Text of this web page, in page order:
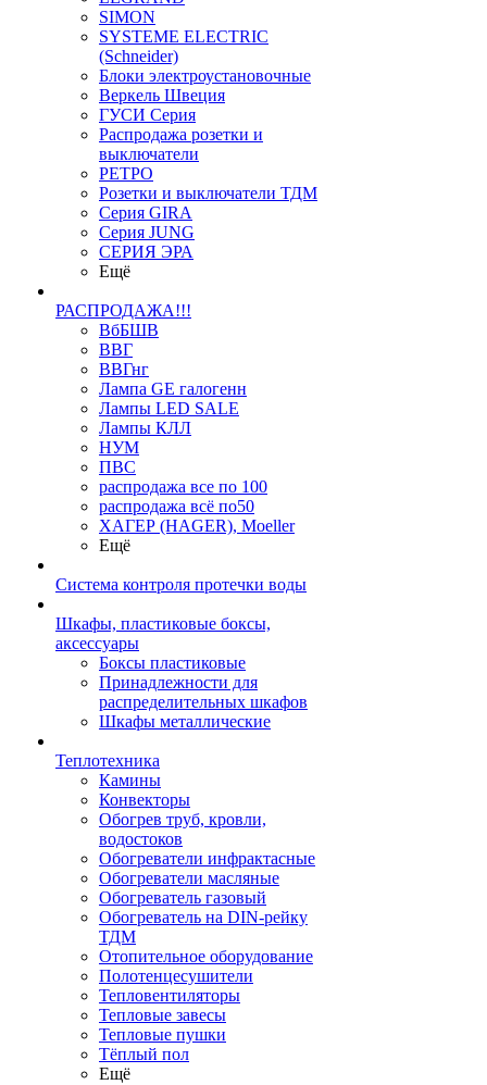
SIMON
SYSTEME ELECTRIC
(Schneider)
Блоки электроустановочные
Веркель Швеция
ГУСИ Серия
Распродажа розетки и
выключатели
РЕТРО
Розетки и выключатели ТДМ
Серия GIRA
Серия JUNG
СЕРИЯ ЭРА
Ещё
РАСПРОДАЖА!!!
ВбБШВ
ВВГ
ВВГнг
Лампа GE галогенн
Лампы LED SALE
Лампы КЛЛ
НУМ
ПВС
распродажа все по 100
распродажа всё по50
ХАГЕР (HAGER), Moeller
Ещё
Система контроля протечки воды
Шкафы, пластиковые боксы,
аксессуары
Боксы пластиковые
Принадлежности для
распределительных шкафов
Шкафы металлические
Теплотехника
Камины
Конвекторы
Обогрев труб, кровли,
водостоков
Обогреватели инфрактасные
Обогреватели масляные
Обогреватель газовый
Обогреватель на DIN-рейку
ТДМ
Отопительное оборудование
Полотенцесушители
Тепловентиляторы
Тепловые завесы
Тепловые пушки
Тёплый пол
Ещё